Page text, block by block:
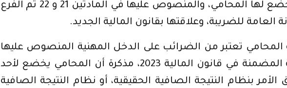
بالضريبة على الدخل التي يخضع لها المحامي، والمنصوص عليها في المادتين 21 و 22 ثم الفرع
تعتبر من الضرائب على الدخل المهنية المنصوص عليها
عامة ضمن المواد القانونية المضمنة في قانون المالية 2023، مذكرة أن المحامي يخضع لأحد
بنظام النتيجة الصافية الحقيقية، أو نظام النتيجة الصافية